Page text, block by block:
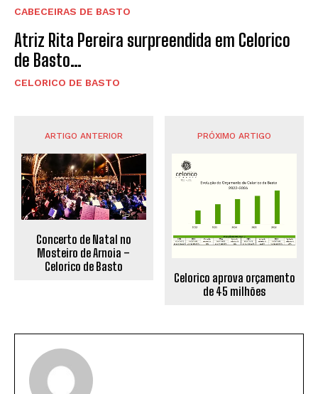
CABECEIRAS DE BASTO
Atriz Rita Pereira surpreendida em Celorico
de Basto…
CELORICO DE BASTO
ARTIGO ANTERIOR
Concerto de Natal no
Mosteiro de Arnoia –
Celorico de Basto
PRÓXIMO ARTIGO
Celorico aprova orçamento
de 45 milhões